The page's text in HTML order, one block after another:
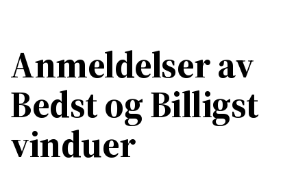
Anmeldelser av
Bedst og Billigst
vinduer